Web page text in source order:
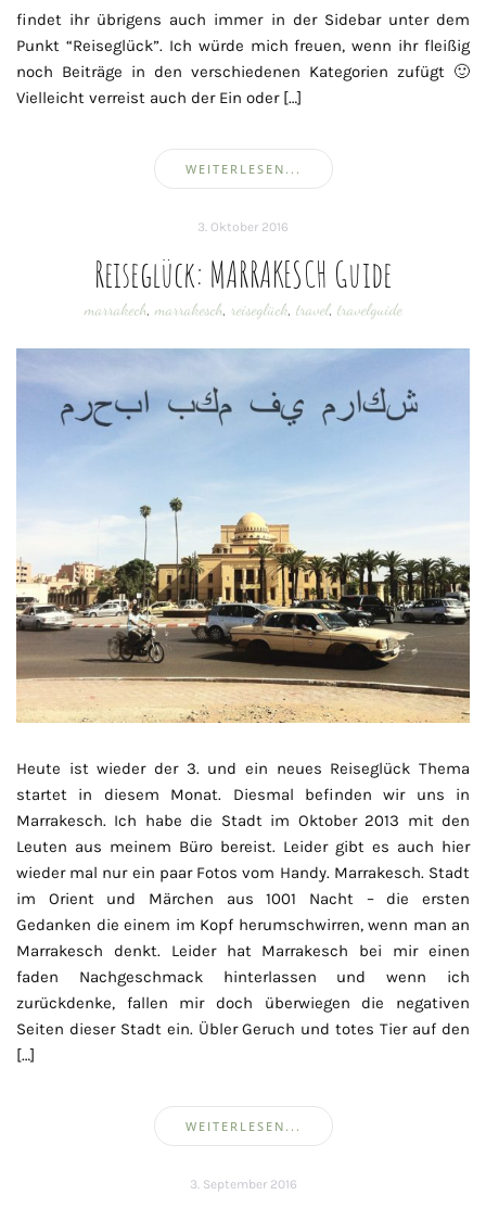
findet ihr übrigens auch immer in der Sidebar unter dem
Punkt “Reiseglück”. Ich würde mich freuen, wenn ihr fleißig
noch Beiträge in den verschiedenen Kategorien zufügt 🙂
Vielleicht verreist auch der Ein oder […]
WEITERLESEN...
3. Oktober 2016
Reiseglück: MARRAKESCH Guide
marrakech, marrakesch, reiseglück, travel, travelguide
Heute ist wieder der 3. und ein neues Reiseglück Thema
startet in diesem Monat. Diesmal befinden wir uns in
Marrakesch. Ich habe die Stadt im Oktober 2013 mit den
Leuten aus meinem Büro bereist. Leider gibt es auch hier
wieder mal nur ein paar Fotos vom Handy. Marrakesch. Stadt
im Orient und Märchen aus 1001 Nacht – die ersten
Gedanken die einem im Kopf herumschwirren, wenn man an
Marrakesch denkt. Leider hat Marrakesch bei mir einen
faden Nachgeschmack hinterlassen und wenn ich
zurückdenke, fallen mir doch überwiegen die negativen
Seiten dieser Stadt ein. Übler Geruch und totes Tier auf den
[…]
WEITERLESEN...
3. September 2016